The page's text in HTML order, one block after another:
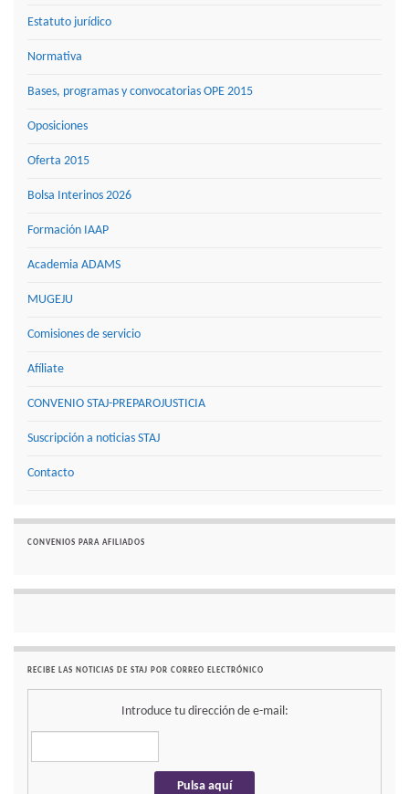
Estatuto jurídico
Normativa
Bases, programas y convocatorias OPE 2015
Oposiciones
Oferta 2015
Bolsa Interinos 2026
Formación IAAP
Academia ADAMS
MUGEJU
Comisiones de servicio
Afíliate
CONVENIO STAJ-PREPAROJUSTICIA
Suscripción a noticias STAJ
Contacto
CONVENIOS PARA AFILIADOS
RECIBE LAS NOTICIAS DE STAJ POR CORREO ELECTRÓNICO
Introduce tu dirección de e-mail: